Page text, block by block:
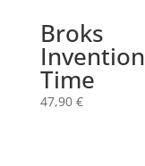
Broks
Invention
Time
47,90 €